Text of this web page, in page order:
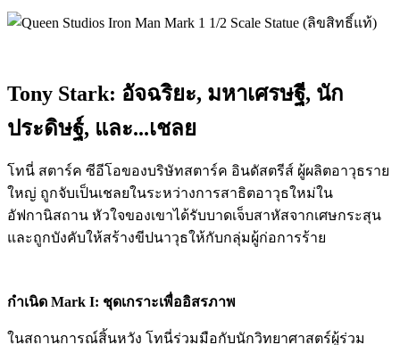
Tony Stark: อัจฉริยะ, มหาเศรษฐี, นัก
ประดิษฐ์, และ...เชลย
โทนี่ สตาร์ค ซีอีโอของบริษัทสตาร์ค อินดัสตรีส์ ผู้ผลิตอาวุธราย
ใหญ่ ถูกจับเป็นเชลยในระหว่างการสาธิตอาวุธใหม่ใน
อัฟกานิสถาน หัวใจของเขาได้รับบาดเจ็บสาหัสจากเศษกระสุน
และถูกบังคับให้สร้างขีปนาวุธให้กับกลุ่มผู้ก่อการร้าย
กำเนิด Mark I: ชุดเกราะเพื่ออิสรภาพ
ในสถานการณ์สิ้นหวัง โทนี่ร่วมมือกับนักวิทยาศาสตร์ผู้ร่วม